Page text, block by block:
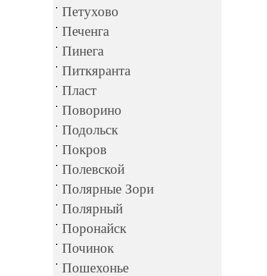
Петухово
Печенга
Пинега
Питкяранта
Пласт
Поворино
Подольск
Покров
Полевской
Полярные Зори
Полярный
Поронайск
Починок
Пошехонье